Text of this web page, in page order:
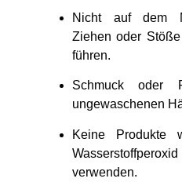
Nicht auf dem
Ziehen oder
führen.
Schmuck oder
ungewaschenen
Keine Produkte
verwenden.